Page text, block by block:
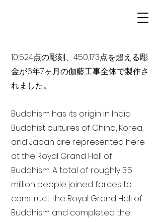
10,524点の彫刻、450,173点を超える彫
金が6年7ヶ月の伽藍工事全体で製作さ
れました。
Buddhism has its origin in India
Buddhist cultures of China, Korea,
and Japan are represented here
at the Royal Grand Hall of
Buddhism. A total of roughly 3.5
million people joined forces to
construct the Royal Grand Hall of
Buddhism and completed the